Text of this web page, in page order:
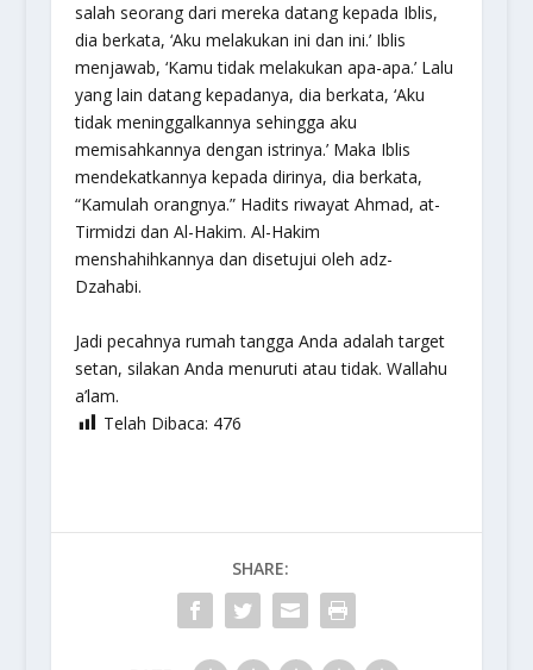
salah seorang dari mereka datang kepada Iblis,
dia berkata, ‘Aku melakukan ini dan ini.’ Iblis
menjawab, ‘Kamu tidak melakukan apa-apa.’ Lalu
yang lain datang kepadanya, dia berkata, ‘Aku
tidak meninggalkannya sehingga aku
memisahkannya dengan istrinya.’ Maka Iblis
mendekatkannya kepada dirinya, dia berkata,
“Kamulah orangnya.”Hadits riwayat Ahmad, at-
Tirmidzi dan Al-Hakim. Al-Hakim
menshahihkannya dan disetujui oleh adz-
Dzahabi.
Jadi pecahnya rumah tangga Anda adalah target
setan, silakan Anda menuruti atau tidak. Wallahu
a’lam.
Telah Dibaca: 476
SHARE: